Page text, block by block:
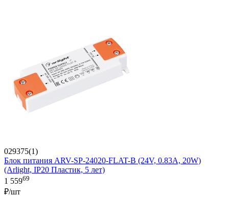
029375(1)
Блок питания ARV-SP-24020-FLAT-B (24V, 0.83A, 20W)
(Arlight, IP20 Пластик, 5 лет)
1 55969
₽/шт